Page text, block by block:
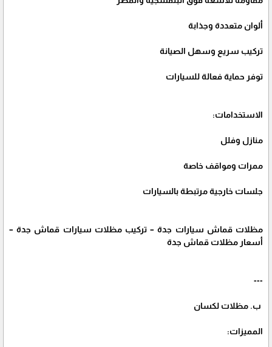
ألوان متعددة وجذابة
تركيب سريع وسهل الصيانة
توفر حماية فعالة للسيارات
الاستخدامات:
منازل وفلل
ممرات ومواقف خاصة
جلسات خارجية مرتبطة بالسيارات
مظلات قماش سيارات جدة – تركيب مظلات سيارات قماش جدة –
أسعار مظلات قماش جدة
---
ب. مظلات لكسان
المميزات: